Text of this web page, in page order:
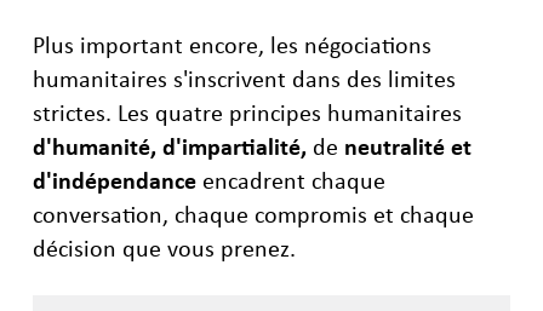
Plus important encore, les négociations
humanitaires s'inscrivent dans des limites
strictes. Les quatre principes humanitaires
d'humanité, d'impartialité,de neutralité et
d'indépendanceencadrent chaque
conversation, chaque compromis et chaque
décision que vous prenez.